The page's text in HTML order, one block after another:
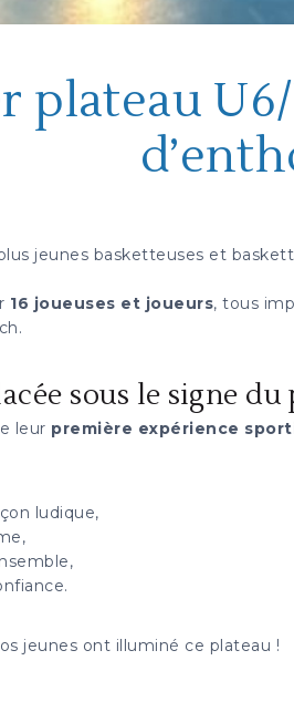
plateau
jeunes basketteuses et
16 joueuses et joueurs, tous
sous le signe
leur première expérience
ludique,
jeunes ont illuminé ce plateau !